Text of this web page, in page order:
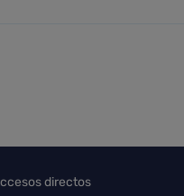
directos